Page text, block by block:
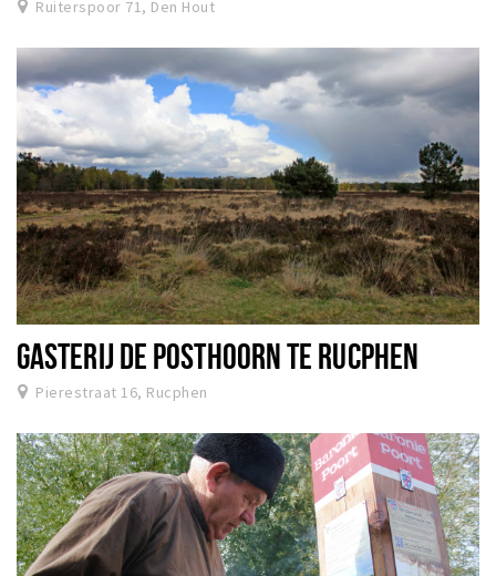
Ruiterspoor 71, Den Hout
GASTERIJ DE POSTHOORN TE RUCPHEN
Pierestraat 16, Rucphen